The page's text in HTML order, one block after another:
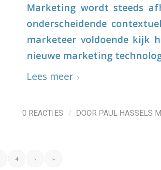
Marketing wordt steeds
onderscheidende
marketeer voldoende kijk
nieuwe marketing
Lees meer
0 REACTIES / DOOR PAUL HASSELS
4 › »